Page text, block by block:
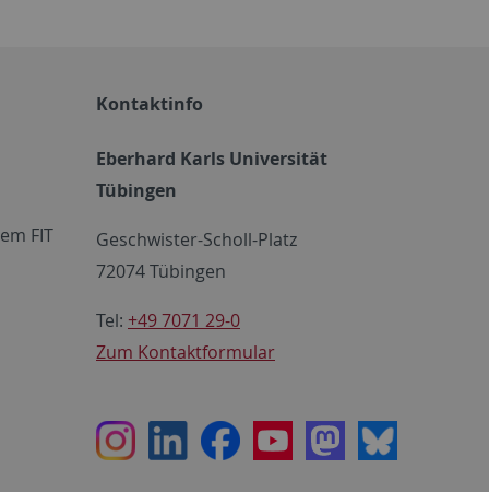
FIT
Kontaktinfo
Eberhard Karls Universität
Tübingen
Geschwister-Scholl-Platz
72074 Tübingen
Tel: +49 7071 29-0
Zum Kontaktformular
InstagramLinkedInFacebookYoutubeMastodon
Bluesky